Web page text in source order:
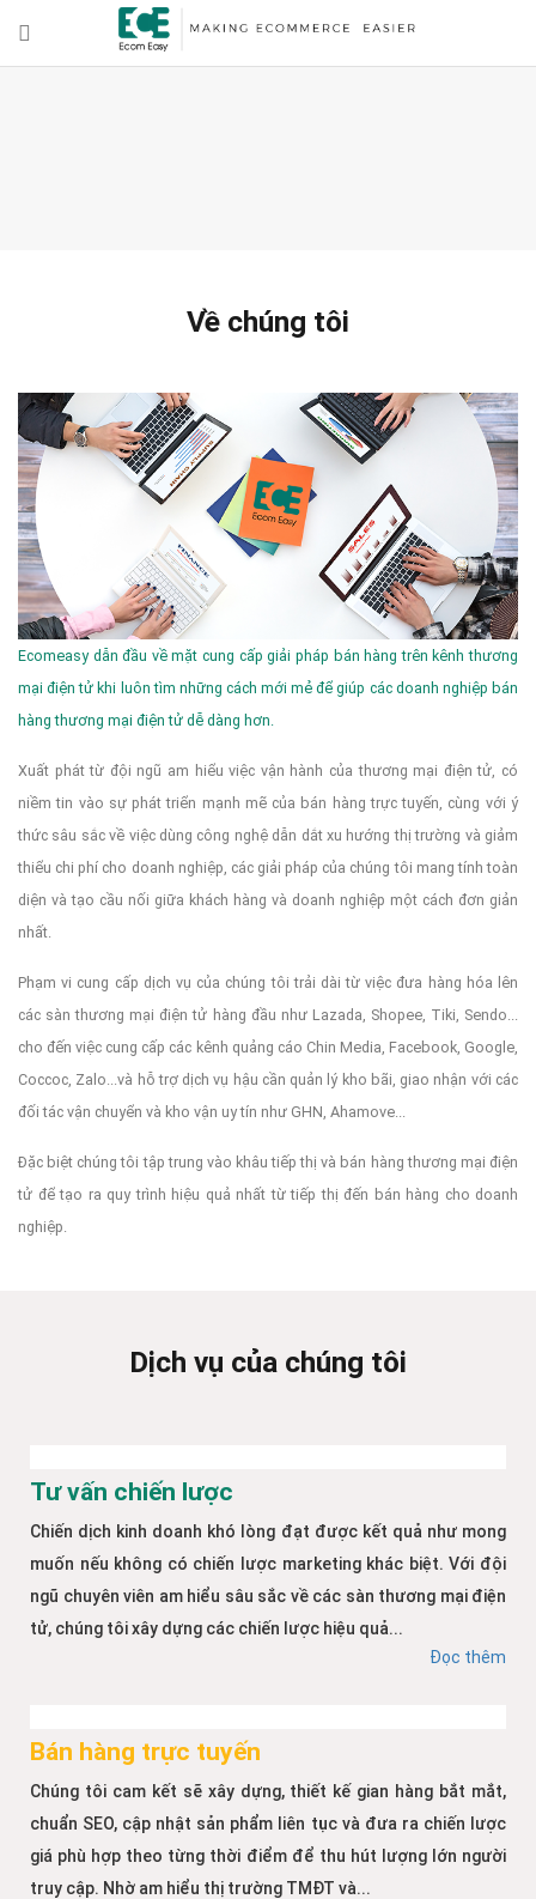
Về chúng tôi
Ecomeasy dẫn đầu về mặt cung cấp giải pháp bán hàng trên kênh thương
mại điện tử khi luôn tìm những cách mới mẻ để giúp các doanh nghiệp bán
hàng thương mại điện tử dễ dàng hơn.
Xuất phát từ đội ngũ am hiểu việc vận hành của thương mại điện tử, có
niềm tin vào sự phát triển mạnh mẽ của bán hàng trực tuyến, cùng với ý
thức sâu sắc về việc dùng công nghệ dẫn dắt xu hướng thị trường và giảm
thiểu chi phí cho doanh nghiệp, các giải pháp của chúng tôi mang tính toàn
diện và tạo cầu nối giữa khách hàng và doanh nghiệp một cách đơn giản
nhất.
Phạm vi cung cấp dịch vụ của chúng tôi trải dài từ việc đưa hàng hóa lên
các sàn thương mại điện tử hàng đầu như Lazada, Shopee, Tiki, Sendo...
cho đến việc cung cấp các kênh quảng cáo Chin Media, Facebook, Google,
Coccoc, Zalo...và hỗ trợ dịch vụ hậu cần quản lý kho bãi, giao nhận với các
đối tác vận chuyển và kho vận uy tín như GHN, Ahamove...
Đặc biệt chúng tôi tập trung vào khâu tiếp thị và bán hàng thương mại điện
tử để tạo ra quy trình hiệu quả nhất từ tiếp thị đến bán hàng cho doanh
nghiệp.
Dịch vụ của chúng tôi
Tư vấn chiến lược
Chiến dịch kinh doanh khó lòng đạt được kết quả như mong
muốn nếu không có chiến lược marketing khác biệt. Với đội
ngũ chuyên viên am hiểu sâu sắc về các sàn thương mại điện
tử, chúng tôi xây dựng các chiến lược hiệu quả...
Đọc thêm
Bán hàng trực tuyến
Chúng tôi cam kết sẽ xây dựng, thiết kế gian hàng bắt mắt,
chuẩn SEO, cập nhật sản phẩm liên tục và đưa ra chiến lược
giá phù hợp theo từng thời điểm để thu hút lượng lớn người
truy cập. Nhờ am hiểu thị trường TMĐT và...